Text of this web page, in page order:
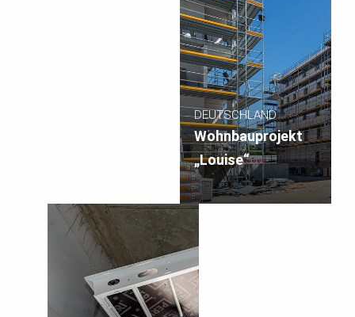
DEUTSCHLAND
Wohnbauprojekt
„Louise“